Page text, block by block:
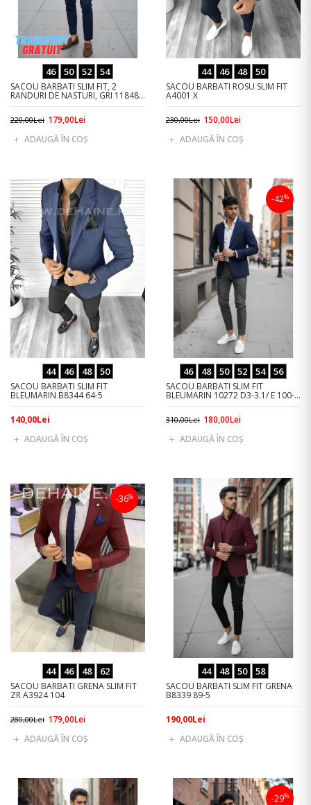
46 50 52 54
SACOU BARBATI SLIM FIT, 2
RANDURI DE NASTURI, GRI 11848
220,00Lei 179,00Lei
ADAUGĂ ÎN COŞ
44 46 48 50
SACOU BARBATI ROSU SLIM FIT
A4001 X
230,00Lei 150,00Lei
ADAUGĂ ÎN COŞ
44 46 48 50
SACOU BARBATI SLIM FIT
BLEUMARIN B8344 64-5
140,00Lei
ADAUGĂ ÎN COŞ
-42%
46 48 50 52 54 56
SACOU BARBATI SLIM FIT
BLEUMARIN 10272 D3-3.1/ E 100-3
310,00Lei 180,00Lei
ADAUGĂ ÎN COŞ
-36%
44 46 48 62
SACOU BARBATI GRENA SLIM FIT
ZR A3924 104
280,00Lei 179,00Lei
ADAUGĂ ÎN COŞ
44 48 50 58
SACOU BARBATI SLIM FIT GRENA
B8339 89-5
190,00Lei
ADAUGĂ ÎN COŞ
-29%